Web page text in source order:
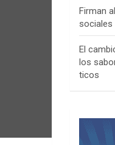
Firman
sociales
El
los
ticos